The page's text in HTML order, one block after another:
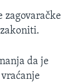
zagovaračke
da je